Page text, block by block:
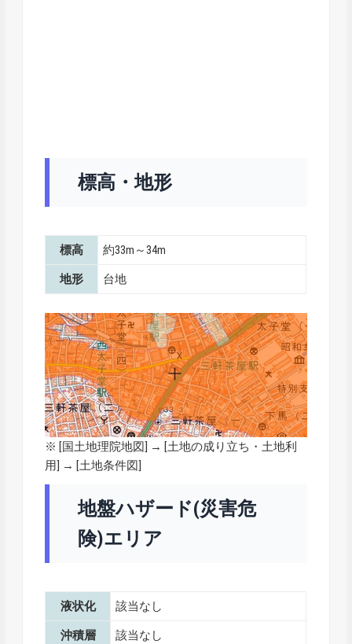
標高・地形
標高 約33m～34m
地形 台地
※ [ 国土地理院地図
] → [土地の成り立ち・土地利
用] → [土地条件図]
地盤ハザード(災害危
険)エリア
液状化 該当なし
沖積層 該当なし